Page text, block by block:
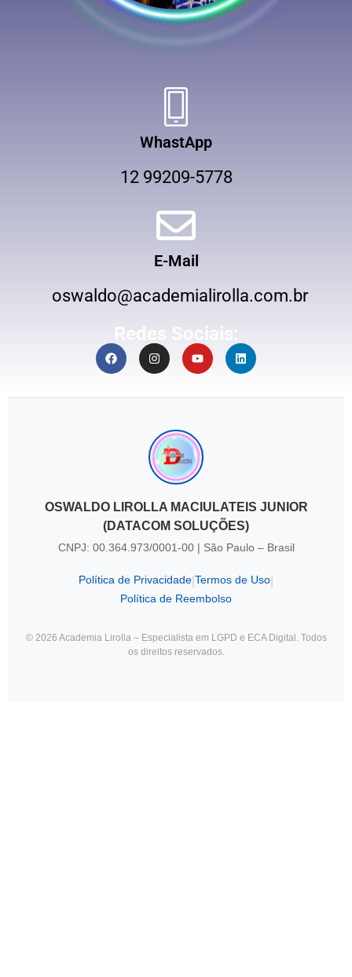
WhastApp
12 99209-5778
E-Mail
oswaldo@academialirolla.com.br
Redes Sociais:
OSWALDO LIROLLA MACIULATEIS JUNIOR
(DATACOM SOLUÇÕES)
CNPJ: 00.364.973/0001-00 | São Paulo – Brasil
Política de Privacidade Termos de Uso
Política de Reembolso
© 2026 Academia Lirolla – Especialista em LGPD e ECA Digital. Todos
os direitos reservados.